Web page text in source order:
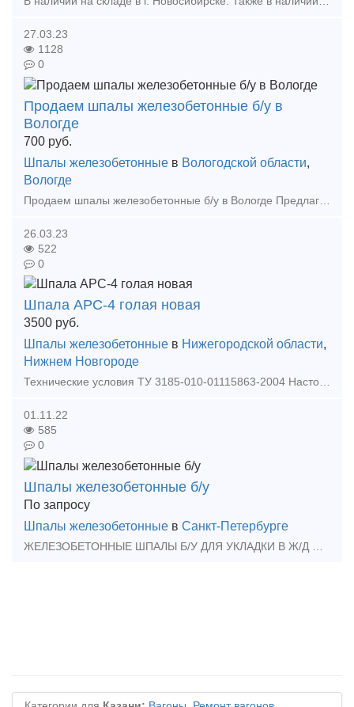
27.03.23
1128
0
Продаем шпалы железобетонные б/у в
Вологде
700 руб.
Шпалы железобетонные в Вологодской области,
Вологде
26.03.23
522
0
Шпала АРС-4 голая новая
3500 руб.
Шпалы железобетонные в Нижегородской области,
Нижнем Новгороде
Технические условия ТУ 3185-010-01115863-2004 Настоящие технические условия распространяются на шпалу железобетонную анкерную типа ШС-АРС для железных дорог колеи 1520 мм, предназначенн
01.11.22
585
0
Шпалы железобетонные б/у
По запросу
Шпалы железобетонные в Санкт-Петербурге
ЖЕЛЕЗОБЕТОННЫЕ ШПАЛЫ Б/У ДЛЯ УКЛАДКИ В Ж/Д ПУТЬ ОПТОМ, ТАКЖЕ ШПАЛЫ ЖБ Б/У для строительства дорог, площадок под тяжелую технику, на столбы для ограждения территории. МИНИМАЛЬН